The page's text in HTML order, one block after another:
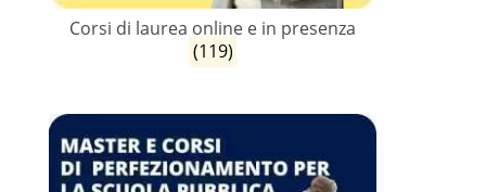
Corsi di laurea online e in presenza
(119)